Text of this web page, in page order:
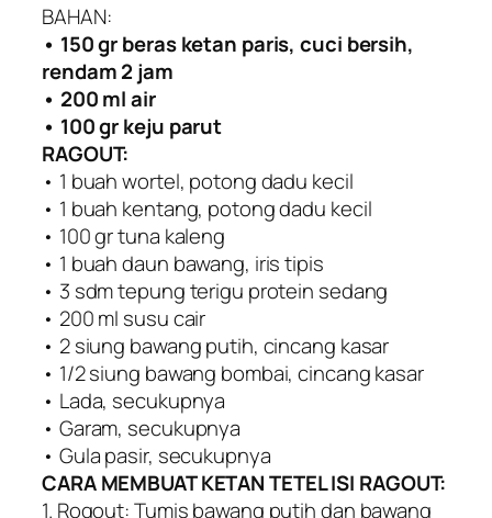
BAHAN:
• 150 gr beras ketan paris, cuci bersih,
rendam 2 jam
• 200 ml air
• 100 gr keju parut
RAGOUT:
• 1 buah wortel, potong dadu kecil
• 1 buah kentang, potong dadu kecil
• 100 gr tuna kaleng
• 1 buah daun bawang, iris tipis
• 3 sdm tepung terigu protein sedang
• 200 ml susu cair
• 2 siung bawang putih, cincang kasar
• 1/2 siung bawang bombai, cincang kasar
• Lada, secukupnya
• Garam, secukupnya
• Gula pasir, secukupnya
CARA MEMBUAT KETAN TETEL ISI RAGOUT:
1. Rogout: Tumis bawang putih dan bawang